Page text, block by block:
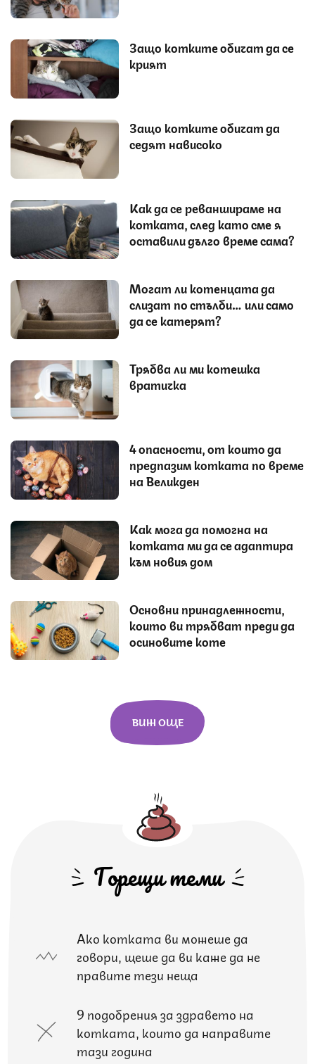
Защо котките обичат да се
крият
Защо котките обичат да
седят нависоко
Как да се реваншираме на
котката, след като сме я
оставили дълго време сама?
Могат ли котенцата да
слизат по стълби… или само
да се катерят?
Трябва ли ми котешка
вратичка
4 опасности, от които да
предпазим котката по време
на Великден
Как мога да помогна на
котката ми да се адаптира
към новия дом
Основни принадлежности,
които ви трябват преди да
осиновите коте
ВИЖ ОЩЕ
Горещи теми
Ако котката ви можеше да
говори, щеше да ви каже да не
правите тези неща
9 подобрения за здравето на
котката, които да направите
тази година